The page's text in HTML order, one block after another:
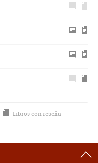
Libros con reseña